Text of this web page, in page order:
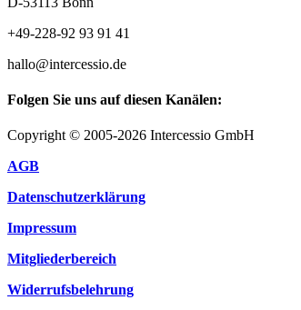
+49-228-92 93 91 41
hallo@intercessio.de
Folgen Sie uns auf diesen Kanälen:
Copyright © 2005-2026 Intercessio GmbH
AGB
Datenschutzerklärung
Impressum
Mitgliederbereich
Widerrufsbelehrung